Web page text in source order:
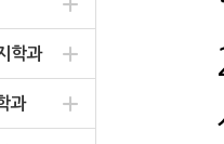
학과
과